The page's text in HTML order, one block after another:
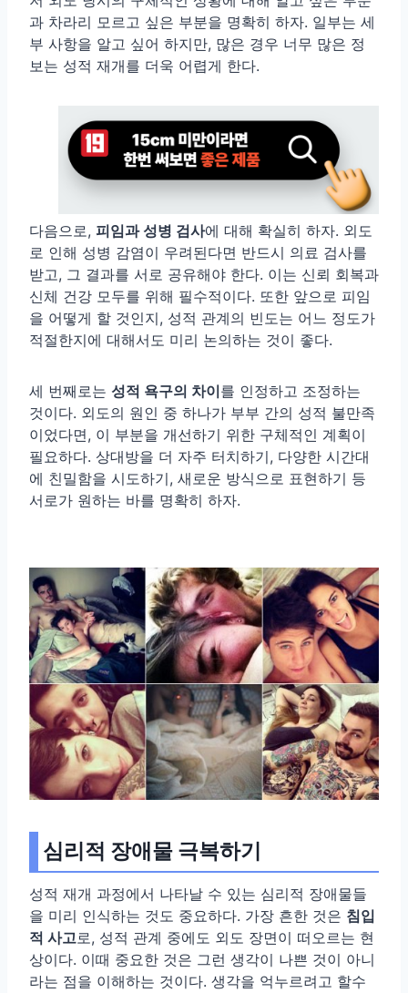
과 차라리 모르고 싶은 부분을 명확히 하자. 일부는 세
부 사항을 알고 싶어 하지만, 많은 경우 너무 많은 정
보는 성적 재개를 더욱 어렵게 한다.
다음으로, 피임과 성병 검사에 대해 확실히 하자. 외도
로 인해 성병 감염이 우려된다면 반드시 의료 검사를
받고, 그 결과를 서로 공유해야 한다. 이는 신뢰 회복과
신체 건강 모두를 위해 필수적이다. 또한 앞으로 피임
을 어떻게 할 것인지, 성적 관계의 빈도는 어느 정도가
적절한지에 대해서도 미리 논의하는 것이 좋다.
세 번째로는 성적 욕구의 차이를 인정하고 조정하는
것이다. 외도의 원인 중 하나가 부부 간의 성적 불만족
이었다면, 이 부분을 개선하기 위한 구체적인 계획이
필요하다. 상대방을 더 자주 터치하기, 다양한 시간대
에 친밀함을 시도하기, 새로운 방식으로 표현하기 등
서로가 원하는 바를 명확히 하자.
심리적 장애물 극복하기
성적 재개 과정에서 나타날 수 있는 심리적 장애물들
을 미리 인식하는 것도 중요하다. 가장 흔한 것은 침입
적 사고로, 성적 관계 중에도 외도 장면이 떠오르는 현
상이다. 이때 중요한 것은 그런 생각이 나쁜 것이 아니
라는 점을 이해하는 것이다. 생각을 억누르려고 할수